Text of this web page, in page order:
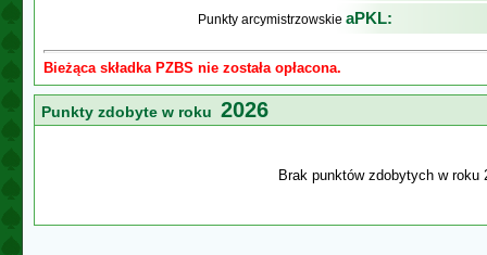
Punkty arcymistrzowskie aPKL:
Bieżąca składka PZBS nie została opłacona.
Punkty zdobyte w roku 2026
Brak punktów zdobytych w roku